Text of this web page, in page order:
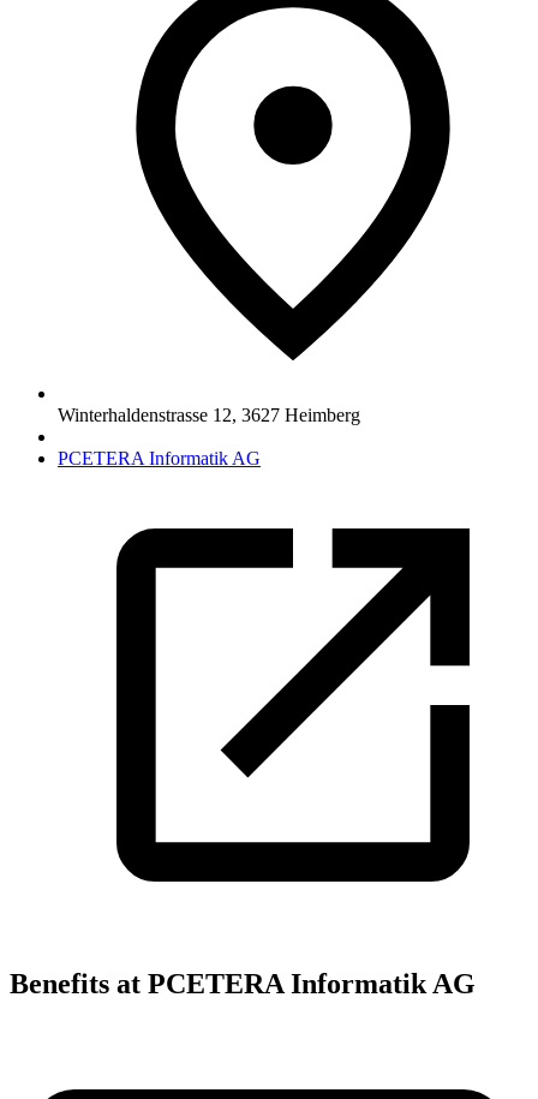
Winterhaldenstrasse 12, 3627 Heimberg
PCETERA Informatik AG
Benefits at PCETERA Informatik AG